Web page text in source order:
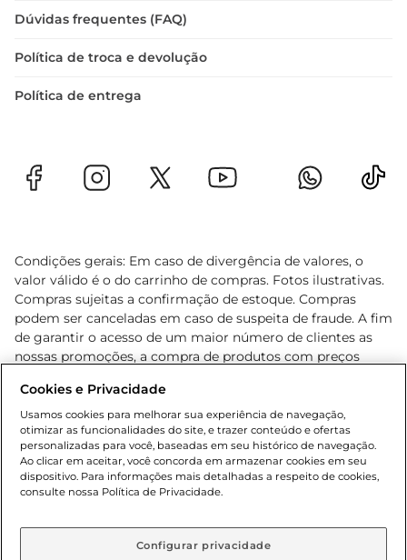
Dúvidas frequentes (FAQ)
Política de troca e devolução
Política de entrega
Condições gerais: Em caso de divergência de valores, o
valor válido é o do carrinho de compras. Fotos ilustrativas.
Compras sujeitas a confirmação de estoque. Compras
podem ser canceladas em caso de suspeita de fraude. A fim
de garantir o acesso de um maior número de clientes as
nossas promoções, a compra de produtos com preços
cliente. Os preços, ofertas e condições são exclusivos para
o e-commerce e válidos durante o dia de hoje, podendo
sofrer alterações sem prévia notificação. Proibida a venda
de bebidas alcoólicas para menores de 18 anos, conforme
Lei n.º 8069/90, art. 81, inciso II (Estatuto da Criança e do
Adolescente). Preços e condições exclusivos para o
aviso prévio. O valor mínimo para as compras on-line é de
Cookies e Privacidade
Usamos cookies para melhorar sua experiência de navegação,
otimizar as funcionalidades do site, e trazer conteúdo e ofertas
personalizadas para você, baseadas em seu histórico de navegação.
Ao clicar em aceitar, você concorda em armazenar cookies em seu
dispositivo. Para informações mais detalhadas a respeito de cookies,
consulte nossa Política de Privacidade.
Configurar privacidade